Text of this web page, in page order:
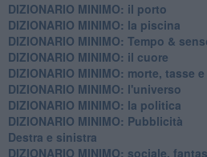
DIZIONARIO MINIMO: il porto
DIZIONARIO MINIMO: la piscina
DIZIONARIO MINIMO: Tempo &
DIZIONARIO MINIMO: il cuore
DIZIONARIO MINIMO: morte, tasse
DIZIONARIO MINIMO: l'universo
DIZIONARIO MINIMO: la politica
DIZIONARIO MINIMO: Pubblicità
Destra e sinistra
DIZIONARIO MINIMO: sociale,